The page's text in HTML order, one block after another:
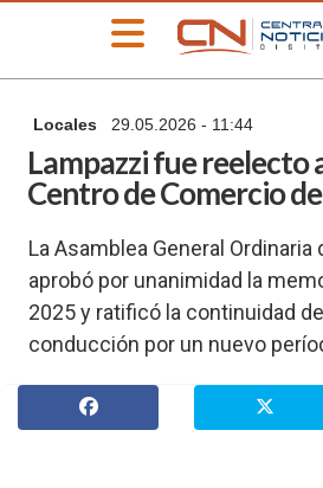
PORTADA
Deportes
Educación
Información
General
Locales
»
Locales 29.05.2026 - 11:44
Lampazzi fue reelecto
Centro de Comercio
La Asamblea General Ordinaria
aprobó por unanimidad la
2025 y ratificó la continuidad
conducción por un nuevo